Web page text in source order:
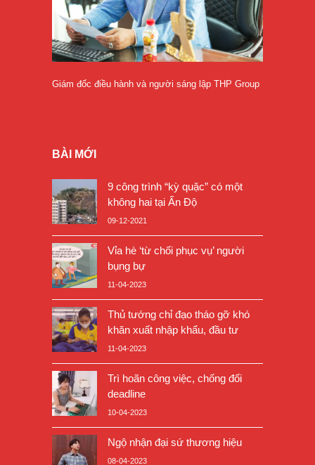
Giám đốc điều hành và người sáng lập THP Group
BÀI MỚI
9 công trình “kỳ quặc” có một
không hai tại Ấn Độ
09-12-2021
Vỉa hè ‘từ chối phục vụ’ người
bụng bự
11-04-2023
Thủ tướng chỉ đạo tháo gỡ khó
khăn xuất nhập khẩu, đầu tư
11-04-2023
Trì hoãn công việc, chống đối
deadline
10-04-2023
Ngộ nhận đại sứ thương hiệu
08-04-2023